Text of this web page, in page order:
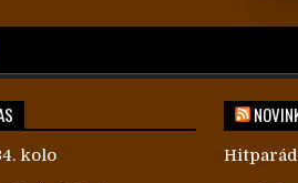
kolo